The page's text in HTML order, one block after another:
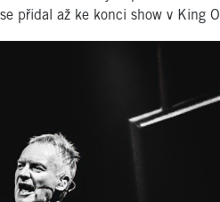
přidal až ke konci show v King